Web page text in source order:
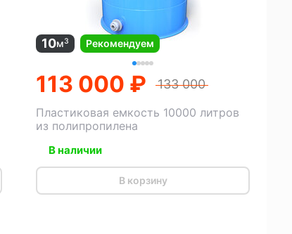
Пластиковая емкость 10000 литров
из полипропилена
10м3 Рекомендуем
В наличии
113 000 ₽ 133 000
В корзину